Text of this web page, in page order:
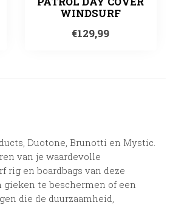
WINDSURF
€129,99
Duotone, Brunotti en Mystic.
van je waardevolle
en boardbags van deze
gieken te beschermen of een
die de duurzaamheid,